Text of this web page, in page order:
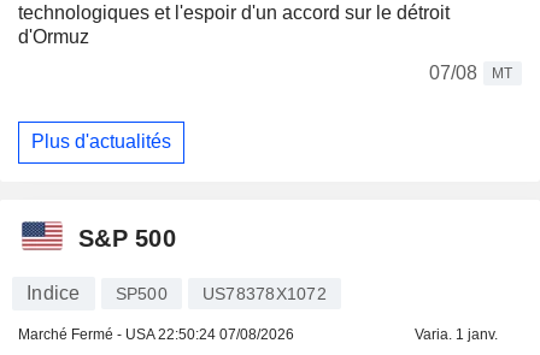
technologiques et l'espoir d'un accord sur le détroit
d'Ormuz
07/08
MT
Plus d'actualités
S&P 500
Indice SP500 US78378X1072
Marché Fermé - USA22:50:24 07/08/2026 Varia. 1 janv.